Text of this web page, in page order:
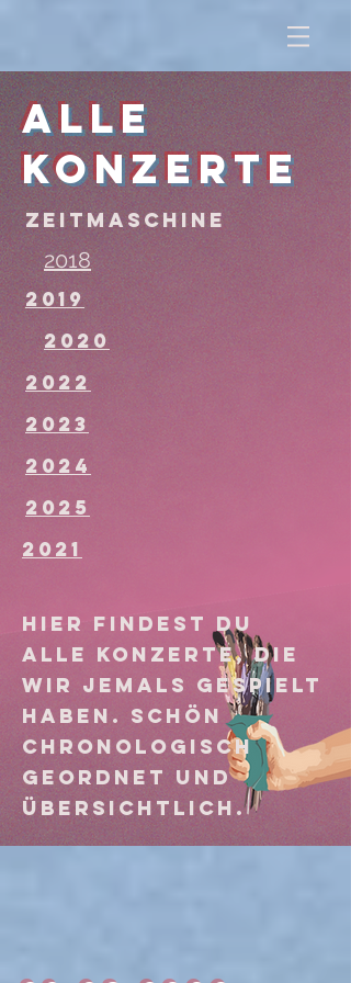
alle
Konzerte
Zeitmaschine
2018
2019
2020
2022
2023
2024
2025
2021
Hier findest du
alle konzerte, die
wir jemals gespielt
haben. schön
chronologisch
geordnet und
übersichtlich.